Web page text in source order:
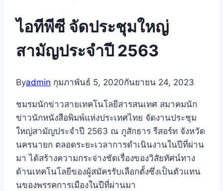
ไอทีพีซี จัดประชุมใหญ่
สามัญประจำปี 2563
Byadmin กุมภาพันธ์ 5, 2020กันยายน 24, 2023
ชมรมนักข่าวสายเทคโนโลยีสารสนเทศ สมาคมนัก
ข่าวนักหนังสือพิมพ์แห่งประเทศไทย จัดงานประชุม
ใหญ่สามัญประจำปี 2563 ณ ภูสักธาร รีสอร์ท จังหวัด
นครนายก ตลอดระยะเวลาการดำเนินงานในปีที่ผ่าน
มา ได้สร้างความกระจ่างชัดเรื่องของวิสัยทัศน์ทาง
ด้านเทคโนโลยีของผู้สมัครรับเลือกตั้งซึ่งเป็นตัวแทน
นของพรรคการเมืองในปีที่ผ่านมา